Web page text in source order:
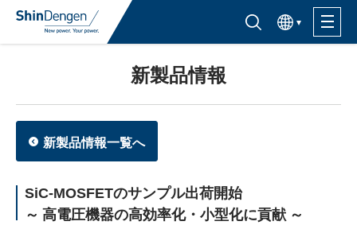
半導体製品検索はこちら
한국어
活用分野
購入窓口
新製品情報
新製品情報一覧へ
SiC-MOSFETのサンプル出荷開始
～ 高電圧機器の高効率化・小型化に貢献 ～